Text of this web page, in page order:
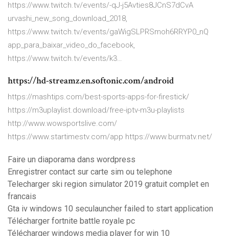
https://www.twitch.tv/events/-qJ-j5Avties8JCnS7dCvA
urvashi_new_song_download_2018,
https://www.twitch.tv/events/gaWigSLPRSmoh6RRYP0_nQ
app_para_baixar_video_do_facebook,
https://www.twitch.tv/events/k3…
https://hd-streamz.en.softonic.com/android
https://mashtips.com/best-sports-apps-for-firestick/
https://m3uplaylist.download/free-iptv-m3u-playlists
http://www.wowsportslive.com/
https://www.startimestv.com/app https://www.burmatv.net/
Faire un diaporama dans wordpress
Enregistrer contact sur carte sim ou telephone
Telecharger ski region simulator 2019 gratuit complet en
francais
Gta iv windows 10 seculauncher failed to start application
Télécharger fortnite battle royale pc
Télécharger windows media player for win 10